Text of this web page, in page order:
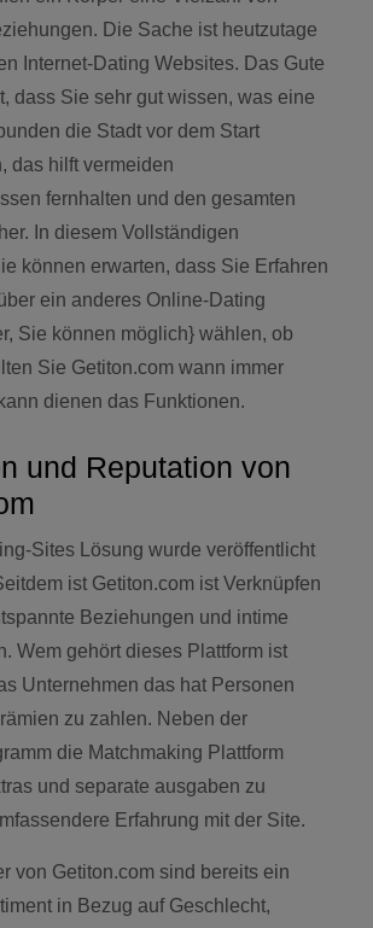
Die Sache ist heutzutage
Internet-Dating Websites. Das Gute
dass Sie sehr gut wissen, was eine
die Stadt vor dem Start
das hilft vermeiden
fernhalten und den gesamten
In diesem Vollständigen
können erwarten, dass Sie Erfahren
ein anderes Online-Dating
Sie können möglich} wählen, ob
Sie Getiton.com wann immer
dienen das Funktionen.
und Reputation von
Sites Lösung wurde veröffentlicht
ist Getiton.com ist Verknüpfen
Beziehungen und intime
Wem gehört dieses Plattform ist
Unternehmen das hat Personen
zu zahlen. Neben der
die Matchmaking Plattform
und separate ausgaben zu
Erfahrung mit der Site.
von Getiton.com sind bereits ein
in Bezug auf Geschlecht,